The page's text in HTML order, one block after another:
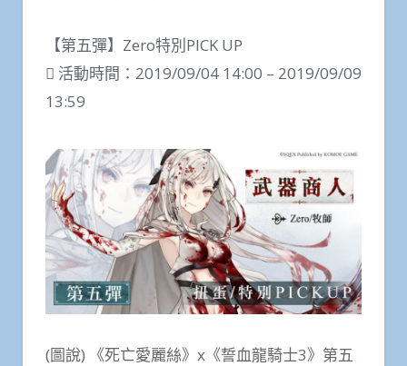
【第五彈】Zero特別PICK UP
 活動時間：2019/09/04 14:00 – 2019/09/09
13:59
(圖說) 《死亡愛麗絲》x《誓血龍騎士3》第五